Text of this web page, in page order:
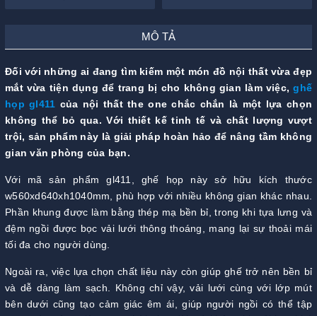
MÔ TẢ
Đối với những ai đang tìm kiếm một món đồ nội thất vừa đẹp
mắt vừa tiện dụng để trang bị cho không gian làm việc,ghế
họp gl411 của nội thất the one chắc chắn là một lựa chọn
không thể bỏ qua. Với thiết kế tinh tế và chất lượng vượt
trội, sản phẩm này là giải pháp hoàn hảo để nâng tầm không
gian văn phòng của bạn.
Với mã sản phẩm gl411, ghế họp này sở hữu kích thước
w560xd640xh1040mm, phù hợp với nhiều không gian khác nhau.
Phần khung được làm bằng thép mạ bền bỉ, trong khi tựa lưng và
đệm ngồi được bọc vải lưới thông thoáng, mang lại sự thoải mái
tối đa cho người dùng.
Ngoài ra, việc lựa chọn chất liệu này còn giúp ghế trở nên bền bỉ
và dễ dàng làm sạch. Không chỉ vậy, vải lưới cùng với lớp mút
bên dưới cũng tạo cảm giác êm ái, giúp người ngồi có thể tập